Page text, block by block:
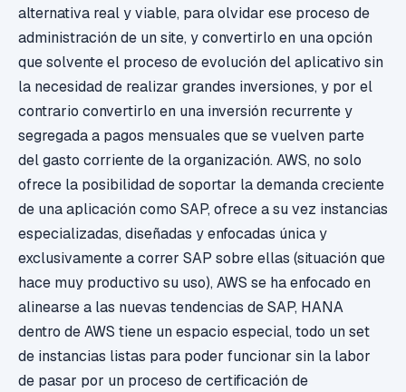
alternativa real y viable, para olvidar ese proceso de
administración de un site, y convertirlo en una opción
que solvente el proceso de evolución del aplicativo sin
la necesidad de realizar grandes inversiones, y por el
contrario convertirlo en una inversión recurrente y
segregada a pagos mensuales que se vuelven parte
del gasto corriente de la organización. AWS, no solo
ofrece la posibilidad de soportar la demanda creciente
de una aplicación como SAP, ofrece a su vez instancias
especializadas, diseñadas y enfocadas única y
exclusivamente a correr SAP sobre ellas (situación que
hace muy productivo su uso), AWS se ha enfocado en
alinearse a las nuevas tendencias de SAP, HANA
dentro de AWS tiene un espacio especial, todo un set
de instancias listas para poder funcionar sin la labor
de pasar por un proceso de certificación de